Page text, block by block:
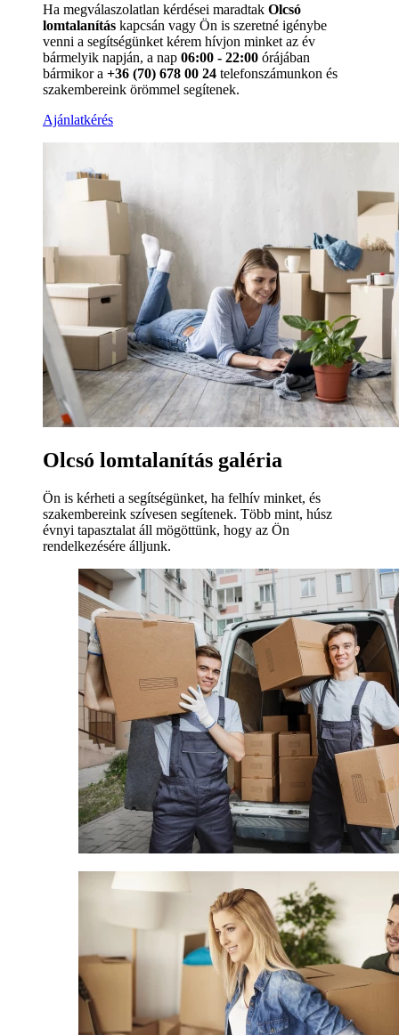
Ha megválaszolatlan kérdései maradtak Olcsó
lomtalanítás kapcsán vagy Ön is szeretné igénybe
venni a segítségünket kérem hívjon minket az év
bármelyik napján, a nap 06:00 - 22:00 órájában
bármikor a +36 (70) 678 00 24 telefonszámunkon és
szakembereink örömmel segítenek.
Ajánlatkérés
Olcsó lomtalanítás galéria
Ön is kérheti a segítségünket, ha felhív minket, és
szakembereink szívesen segítenek. Több mint, húsz
évnyi tapasztalat áll mögöttünk, hogy az Ön
rendelkezésére álljunk.